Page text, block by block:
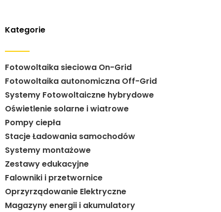
Kategorie
Fotowoltaika sieciowa On-Grid
Fotowoltaika autonomiczna Off-Grid
Systemy Fotowoltaiczne hybrydowe
Oświetlenie solarne i wiatrowe
Pompy ciepła
Stacje Ładowania samochodów
Systemy montażowe
Zestawy edukacyjne
Falowniki i przetwornice
Oprzyrządowanie Elektryczne
Magazyny energii i akumulatory